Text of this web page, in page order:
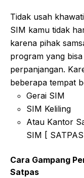
Tidak usah
SIM kamu tidak
karena pihak
program yang
perpanjangan.
beberapa tempat
Gerai SIM
SIM Keliling
Atau Kantor
SIM [
Cara Gampang
Satpas